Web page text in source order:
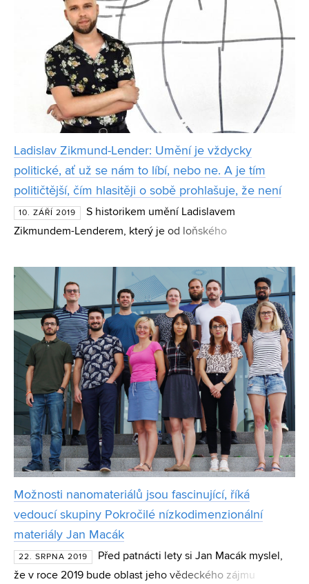
Ladislav Zikmund-Lender: Umění je vždycky
politické, ať už se nám to líbí, nebo ne. A je tím
političtější, čím hlasitěji o sobě prohlašuje, že není
10. ZÁŘÍ 2019
S historikem umění Ladislavem
Zikmundem-Lenderem, který je od loňského
dějin umění na Fakultě výtvarných umění VUT, o jeho
vztahu k Hradci Králov
Možnosti nanomateriálů jsou fascinující, říká
vedoucí skupiny Pokročilé nízkodimenzionální
materiály Jan Macák
22. SRPNA 2019
Před patnácti lety si Jan Macák myslel,
že v roce 2019 bude oblast jeho vědeckého zájmu